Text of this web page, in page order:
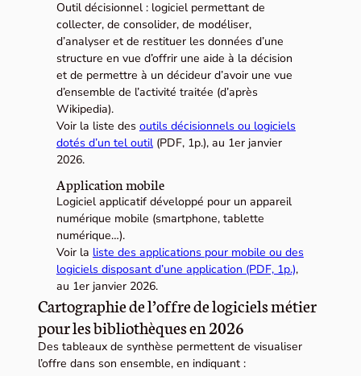
Outil décisionnel : logiciel permettant de
collecter, de consolider, de modéliser,
d’analyser et de restituer les données d’une
structure en vue d’offrir une aide à la décision
et de permettre à un décideur d’avoir une vue
d’ensemble de l’activité traitée (d’après
Wikipedia).
Voir la liste des outils décisionnels ou logiciels
dotés d’un tel outil(PDF, 1p.), au 1er janvier
2026.
Application mobile
Logiciel applicatif développé pour un appareil
numérique mobile (smartphone, tablette
numérique…).
Voir la liste des applications pour mobile ou des
logiciels disposant d’une application (PDF, 1p.),
au 1er janvier 2026.
Cartographie de l’offre de logiciels métier
pour les bibliothèques en 2026
Des tableaux de synthèse permettent de visualiser
l’offre dans son ensemble, en indiquant :